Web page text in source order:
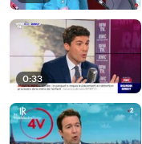
0:33